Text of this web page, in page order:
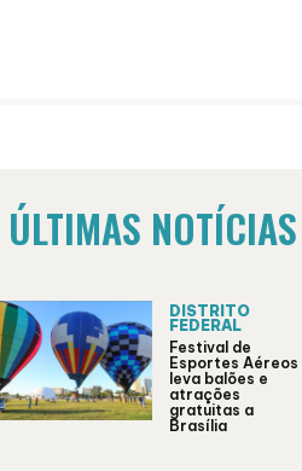
ÚLTIMAS NOTÍCIAS
DISTRITO
FEDERAL
Festival de
Esportes Aéreos
leva balões e
atrações
gratuitas a
Brasília